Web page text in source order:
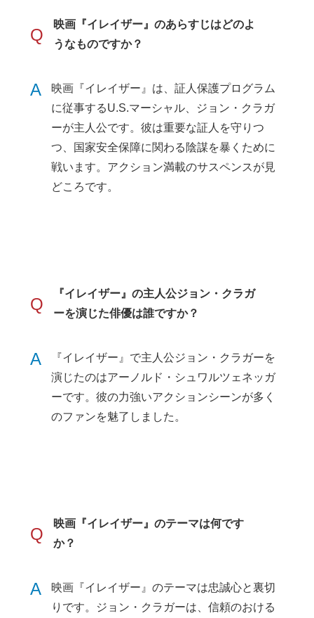
Q
映画『イレイザー』のあらすじはどのよ
うなものですか？
A
映画『イレイザー』は、証人保護プログラム
に従事するU.S.マーシャル、ジョン・クラガ
ーが主人公です。彼は重要な証人を守りつ
つ、国家安全保障に関わる陰謀を暴くために
戦います。アクション満載のサスペンスが見
どころです。
Q
『イレイザー』の主人公ジョン・クラガ
ーを演じた俳優は誰ですか？
A
『イレイザー』で主人公ジョン・クラガーを
演じたのはアーノルド・シュワルツェネッガ
ーです。彼の力強いアクションシーンが多く
のファンを魅了しました。
Q
映画『イレイザー』のテーマは何です
か？
A
映画『イレイザー』のテーマは忠誠心と裏切
りです。ジョン・クラガーは、信頼のおける